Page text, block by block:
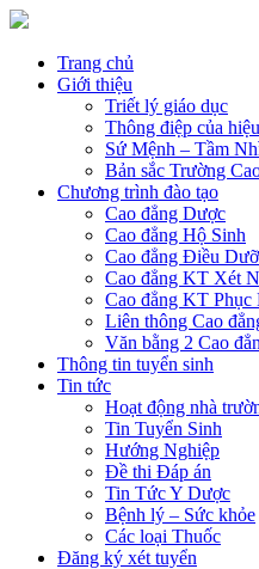
Trang chủ
Giới thiệu
Triết lý giáo dục
Thông điệp của
Sứ Mệnh – Tầm
Bản sắc Trường
Chương trình đào tạo
Cao đẳng Dược
Cao đẳng Hộ Sinh
Cao đẳng Điều
Cao đẳng KT Xét
Cao đẳng KT
Liên thông Cao
Văn bằng 2 Cao
Thông tin tuyển sinh
Tin tức
Hoạt động nhà
Tin Tuyển Sinh
Hướng Nghiệp
Đề thi Đáp án
Tin Tức Y Dược
Bệnh lý – Sức khỏe
Các loại Thuốc
Đăng ký xét tuyển